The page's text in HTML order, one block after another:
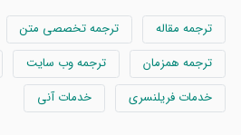
ترجمه مقاله ترجمه تخصصی متن
ترجمه همزمان
ترجمه وب سایت
خدمات فریلنسری
خدمات آنی